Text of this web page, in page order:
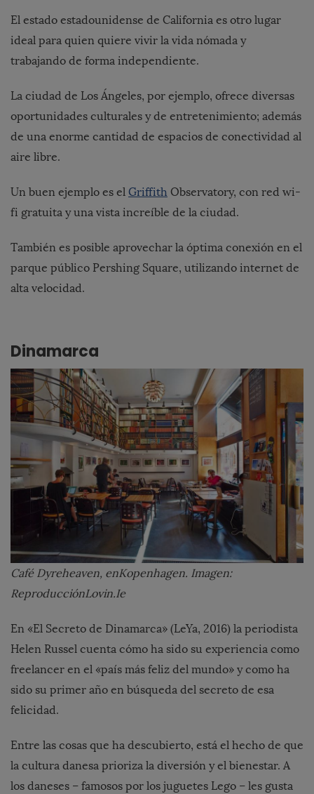
El estado estadounidense de California es otro lugar
ideal para quien quiere vivir la vida nómada y
trabajando de forma independiente.
La ciudad de Los Ángeles, por ejemplo, ofrece diversas
oportunidades culturales y de entretenimiento; además
de una enorme cantidad de espacios de conectividad al
aire libre.
Un buen ejemplo es el Griffith Observatory, con red wi-
fi gratuita y una vista increíble de la ciudad.
También es posible aprovechar la óptima conexión en el
parque público Pershing Square, utilizando internet de
alta velocidad.
Dinamarca
Café Dyreheaven, enKopenhagen. Imagen:
ReproducciónLovin.Ie
En «El Secreto de Dinamarca» (LeYa, 2016) la periodista
Helen Russel cuenta cómo ha sido su experiencia como
freelancer en el «país más feliz del mundo» y como ha
sido su primer año en búsqueda del secreto de esa
felicidad.
Entre las cosas que ha descubierto, está el hecho de que
la cultura danesa prioriza la diversión y el bienestar. A
los daneses – famosos por los juguetes Lego – les gusta